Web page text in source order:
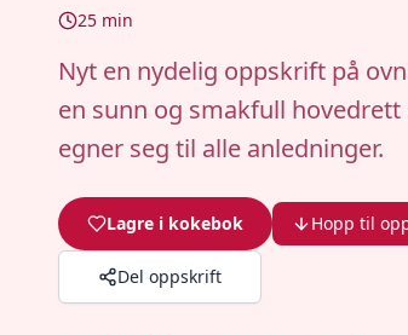
25 min
Nyt en nydelig oppskrift på
en sunn og smakfull
egner seg til alle anledninger.
Lagre i kokebok Hopp til
Del oppskrift